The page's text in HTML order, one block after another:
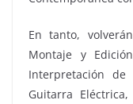
En tanto,
Montaje y
Interpretación de
Guitarra